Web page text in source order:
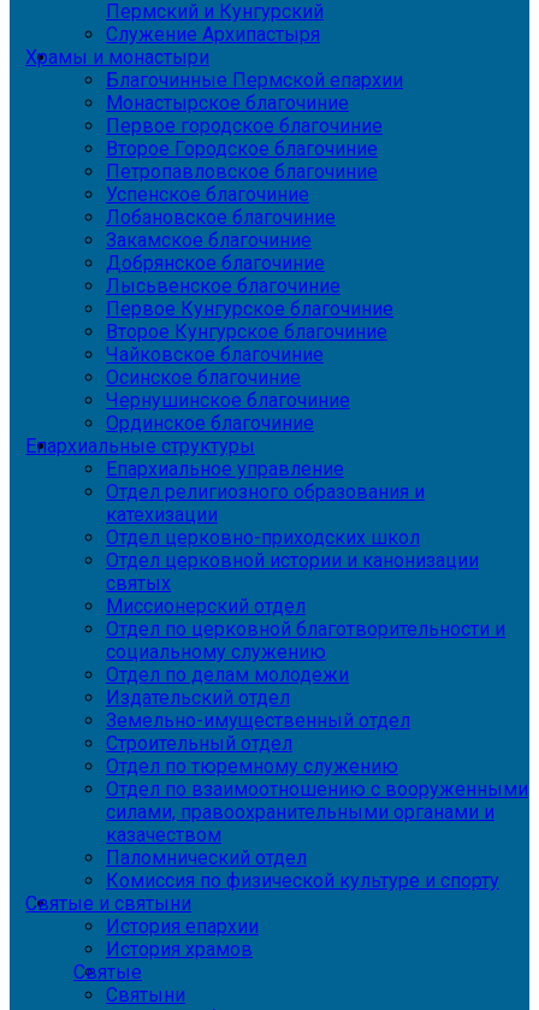
Пермский и Кунгурский
Служение Архипастыря
Храмы и монастыри
Благочинные Пермской епархии
Монастырское благочиние
Первое городское благочиние
Второе Городское благочиние
Петропавловское благочиние
Успенское благочиние
Лобановское благочиние
Закамское благочиние
Добрянское благочиние
Лысьвенское благочиние
Первое Кунгурское благочиние
Второе Кунгурское благочиние
Чайковское благочиние
Осинское благочиние
Чернушинское благочиние
Ординское благочиние
Епархиальные структуры
Епархиальное управление
Отдел религиозного образования и
катехизации
Отдел церковно-приходских школ
Отдел церковной истории и канонизации
святых
Миссионерский отдел
Отдел по церковной благотворительности и
социальному служению
Отдел по делам молодежи
Издательский отдел
Земельно-имущественный отдел
Строительный отдел
Отдел по тюремному служению
Отдел по взаимоотношению с вооруженными
силами, правоохранительными органами и
казачеством
Паломнический отдел
Комиссия по физической культуре и спорту
Святые и святыни
История епархии
История храмов
Святые
Святыни